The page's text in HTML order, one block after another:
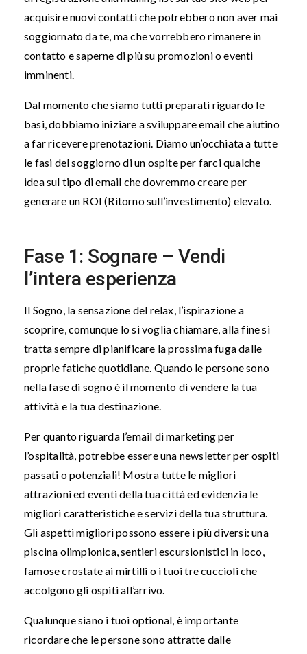
acquisire nuovi contatti che potrebbero non aver mai
soggiornato da te, ma che vorrebbero rimanere in
contatto e saperne di più su promozioni o eventi
imminenti.
Dal momento che siamo tutti preparati riguardo le
basi, dobbiamo iniziare a sviluppare email che aiutino
a far ricevere prenotazioni. Diamo un’occhiata a tutte
le fasi del soggiorno di un ospite per farci qualche
idea sul tipo di email che dovremmo creare per
generare un ROI (Ritorno sull’investimento) elevato.
Fase 1: Sognare – Vendi
l’intera esperienza
Il Sogno, la sensazione del relax, l’ispirazione a
scoprire, comunque lo si voglia chiamare, alla fine si
tratta sempre di pianificare la prossima fuga dalle
proprie fatiche quotidiane. Quando le persone sono
nella fase di sogno è il momento di vendere la tua
attività e la tua destinazione.
Per quanto riguarda l’email di marketing per
l’ospitalità, potrebbe essere una newsletter per ospiti
passati o potenziali! Mostra tutte le migliori
attrazioni ed eventi della tua città ed evidenzia le
migliori caratteristiche e servizi della tua struttura.
Gli aspetti migliori possono essere i più diversi: una
piscina olimpionica, sentieri escursionistici in loco,
famose crostate ai mirtilli o i tuoi tre cuccioli che
accolgono gli ospiti all’arrivo.
Qualunque siano i tuoi optional, è importante
ricordare che le persone sono attratte dalle